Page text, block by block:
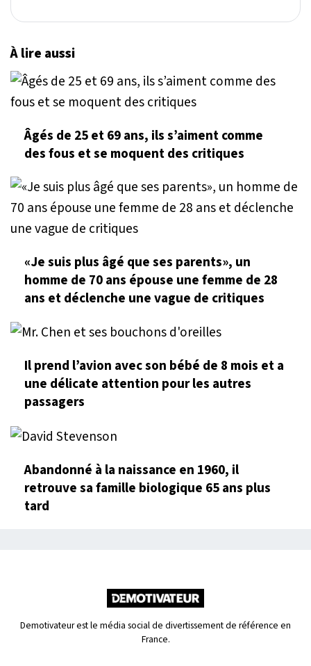
À lire aussi
Âgés de 25 et 69 ans, ils s’aiment comme
des fous et se moquent des critiques
«Je suis plus âgé que ses parents», un
homme de 70 ans épouse une femme de 28
ans et déclenche une vague de critiques
Il prend l’avion avec son bébé de 8 mois et a
une délicate attention pour les autres
passagers
Abandonné à la naissance en 1960, il
retrouve sa famille biologique 65 ans plus
tard
Demotivateur est le média social de divertissement de référence en
France.